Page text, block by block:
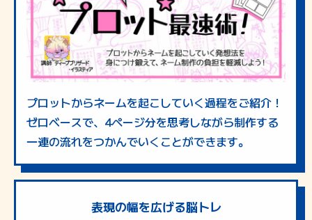
プロットからネームを起こしていく過程をご紹介！
ゼロベースで、4ページ分を思考しながら制作する
一連の流れをつかんでいくことができます。
表現の幅を広げる脳トレ